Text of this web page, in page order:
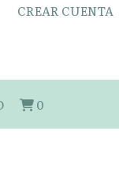
CREAR CUENTA
0